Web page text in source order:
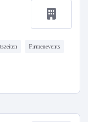
Firmenevents